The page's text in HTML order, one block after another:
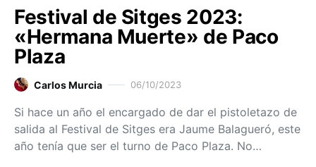
Festival de Sitges 2023:
«Hermana Muerte» de Paco
Plaza
Carlos Murcia 06/10/2023
Si hace un año el encargado de dar el pistoletazo de
salida al Festival de Sitges era Jaume Balagueró, este
año tenía que ser el turno de Paco Plaza. No…